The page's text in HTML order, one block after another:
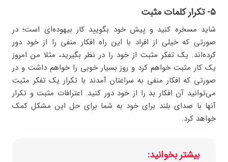
۵- تکرار کلمات مثبت
شاید مسخره کنید و پیش خود بگویید کار بیهوده‌ای است؛ در
صورتی که خیلی از افراد با این راه افکار منفی را از خود دور
کرده‌اند. یک تفکر مثبت از خود را در نظر بگیرید، مثلا من امروز
یک کار مثبت خواهم کرد و روز بسیار خوبی را خواهم داشت و در
صورتی که افکار منفی به سراغتان آمدند با تکرار یک تفکر مثبت
می‌توانید آن افکار بد را از خود دور کنید. اعترافات مثبت و تکرار
آنها با صدای بلند برای خود به شما برای حل این مشکل کمک
خواهد کرد.
بیشتر بخوانید: